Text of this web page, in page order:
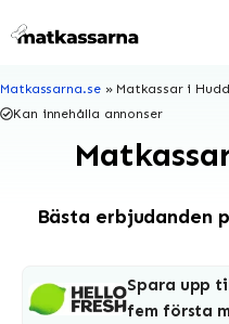
till
Matkassarna.se» Matkassar i
Kan innehålla annonser
Bästa erbjudanden
Spara upp
fem första